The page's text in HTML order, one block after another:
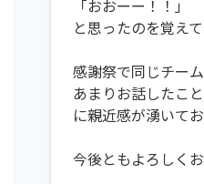
「おおーー！！」
と思ったのを覚え
感謝祭で同じチー
あまりお話したこ
に親近感が湧いて
今後ともよろしく